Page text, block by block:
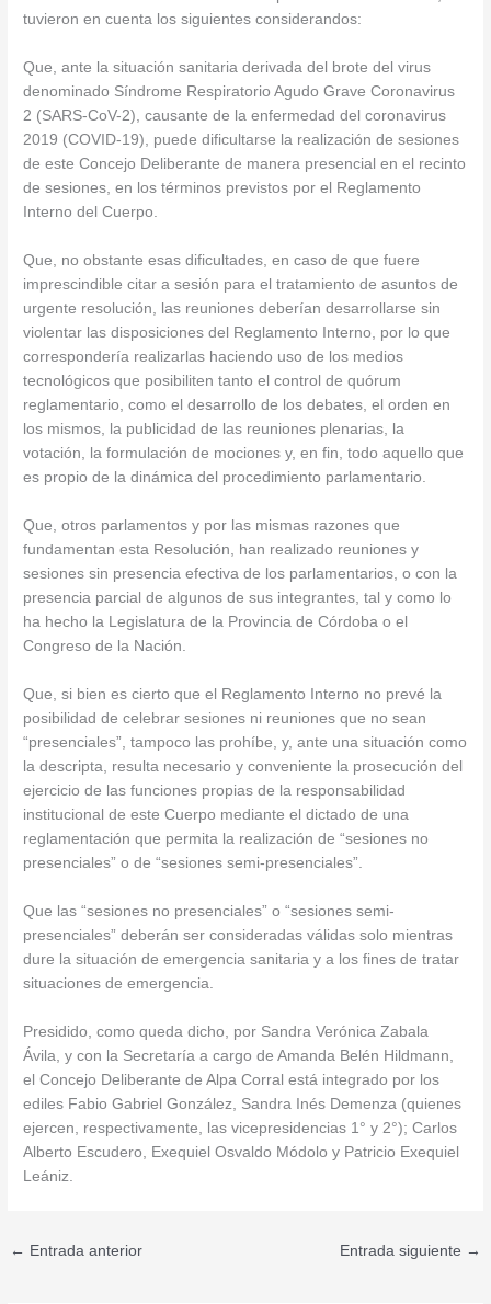
tuvieron en cuenta los siguientes considerandos:
Que, ante la situación sanitaria derivada del brote del virus
denominado Síndrome Respiratorio Agudo Grave Coronavirus
2 (SARS-CoV-2), causante de la enfermedad del coronavirus
2019 (COVID-19), puede dificultarse la realización de sesiones
de este Concejo Deliberante de manera presencial en el recinto
de sesiones, en los términos previstos por el Reglamento
Interno del Cuerpo.
Que, no obstante esas dificultades, en caso de que fuere
imprescindible citar a sesión para el tratamiento de asuntos de
urgente resolución, las reuniones deberían desarrollarse sin
violentar las disposiciones del Reglamento Interno, por lo que
correspondería realizarlas haciendo uso de los medios
tecnológicos que posibiliten tanto el control de quórum
reglamentario, como el desarrollo de los debates, el orden en
los mismos, la publicidad de las reuniones plenarias, la
votación, la formulación de mociones y, en fin, todo aquello que
es propio de la dinámica del procedimiento parlamentario.
Que, otros parlamentos y por las mismas razones que
fundamentan esta Resolución, han realizado reuniones y
sesiones sin presencia efectiva de los parlamentarios, o con la
presencia parcial de algunos de sus integrantes, tal y como lo
ha hecho la Legislatura de la Provincia de Córdoba o el
Congreso de la Nación.
Que, si bien es cierto que el Reglamento Interno no prevé la
posibilidad de celebrar sesiones ni reuniones que no sean
“presenciales”, tampoco las prohíbe, y, ante una situación como
la descripta, resulta necesario y conveniente la prosecución del
ejercicio de las funciones propias de la responsabilidad
institucional de este Cuerpo mediante el dictado de una
reglamentación que permita la realización de “sesiones no
presenciales” o de “sesiones semi-presenciales”.
Que las “sesiones no presenciales” o “sesiones semi-
presenciales” deberán ser consideradas válidas solo mientras
dure la situación de emergencia sanitaria y a los fines de tratar
situaciones de emergencia.
Presidido, como queda dicho, por Sandra Verónica Zabala
Ávila, y con la Secretaría a cargo de Amanda Belén Hildmann,
el Concejo Deliberante de Alpa Corral está integrado por los
ediles Fabio Gabriel González, Sandra Inés Demenza (quienes
ejercen, respectivamente, las vicepresidencias 1° y 2°); Carlos
Alberto Escudero, Exequiel Osvaldo Módolo y Patricio Exequiel
Leániz.
← Entrada anterior Entrada siguiente →